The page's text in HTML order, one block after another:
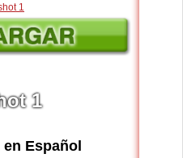
1
Español